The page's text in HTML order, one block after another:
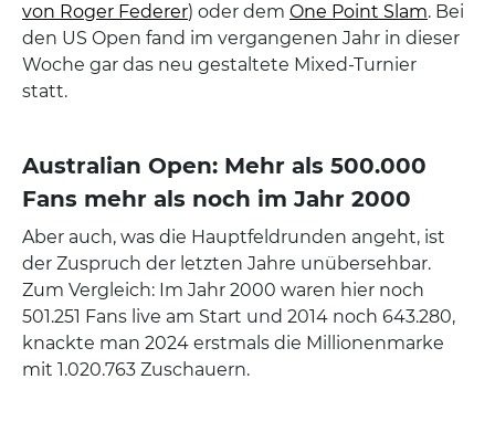
von Roger Federer) oder dem One Point Slam. Bei
den US Open fand im vergangenen Jahr in dieser
Woche gar das neu gestaltete Mixed-Turnier
statt.
Australian Open: Mehr als 500.000
Fans mehr als noch im Jahr 2000
Aber auch, was die Hauptfeldrunden angeht, ist
der Zuspruch der letzten Jahre unübersehbar.
Zum Vergleich: Im Jahr 2000 waren hier noch
501.251 Fans live am Start und 2014 noch 643.280,
knackte man 2024 erstmals die Millionenmarke
mit 1.020.763 Zuschauern.